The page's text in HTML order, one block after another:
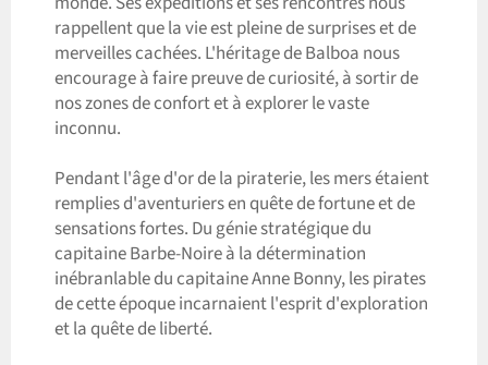
rappellent que la vie est pleine de surprises et de
merveilles cachées. L'héritage de Balboa nous
encourage à faire preuve de curiosité, à sortir de
nos zones de confort et à explorer le vaste
inconnu.
Pendant l'âge d'or de la piraterie, les mers étaient
remplies d'aventuriers en quête de fortune et de
sensations fortes. Du génie stratégique du
capitaine Barbe-Noire à la détermination
inébranlable du capitaine Anne Bonny, les pirates
de cette époque incarnaient l'esprit d'exploration
et la quête de liberté.